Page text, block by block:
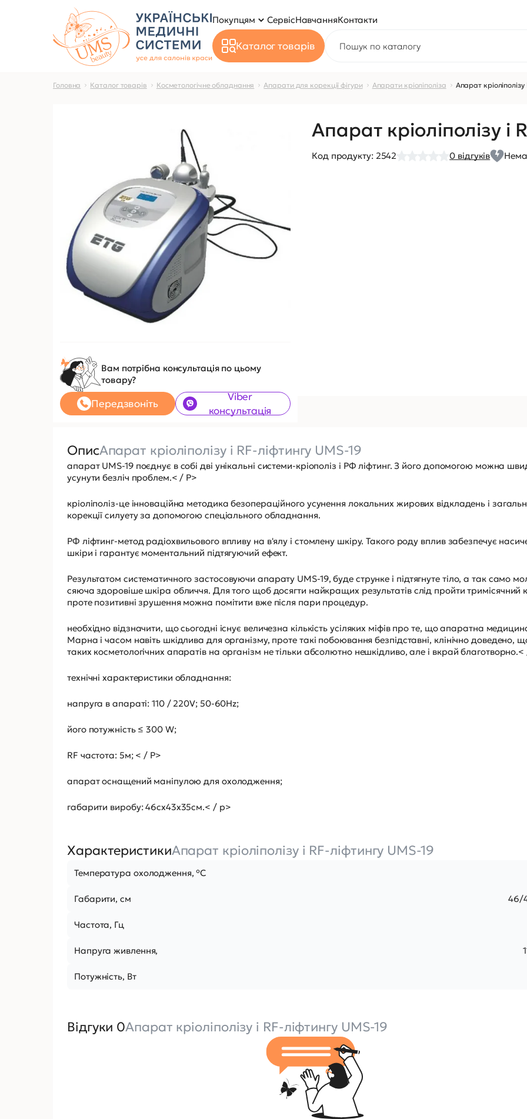
Покупцям СервісНавчанняКонтакти
Каталог товарів
Головна Каталог товарів Косметологічне обладнання Апарати для корекції фігури Апарати кріоліполіза Апарат кріоліполізу
Вам потрібна консультація по цьому
товару?
Передзвоніть
Viber
консультація
Апарат кріоліполізу і
Код продукту: 2542 0 відгуків
ОписАпарат кріоліполізу і RF-ліфтингу UMS-19
апарат UMS-19 поєднує в собі дві унікальні системи-кріополіз і РФ ліфтинг. З його допомогою можна
усунути безліч проблем.< / P>
кріоліполіз-це інноваційна методика безопераційного усунення локальних жирових відкладень і
корекції силуету за допомогою спеціального обладнання.
РФ ліфтинг-метод радіохвильового впливу на в'ялу і стомлену шкіру. Такого роду вплив забезпечує
шкіри і гарантує моментальний підтягуючий ефект.
Результатом систематичного застосовуючи апарату UMS-19, буде струнке і підтягнуте тіло, а так само
сяюча здоровіше шкіра обличчя. Для того щоб досягти найкращих результатів слід пройти тримісячний
проте позитивні зрушення можна помітити вже після пари процедур.
необхідно відзначити, що сьогодні існує величезна кількість усіляких міфів про те, що апаратна
Марна і часом навіть шкідлива для організму, проте такі побоювання безпідставні, клінічно доведено,
таких косметологічних апаратів на організм не тільки абсолютно нешкідливо, але і вкрай
технічні характеристики обладнання:
напруга в апараті: 110 / 220V; 50-60Hz;
його потужність ≤ 300 W;
RF частота: 5м; < / P>
апарат оснащений маніпулою для охолодження;
габарити виробу: 46сх43х35см.< / p>
ХарактеристикиАпарат кріоліполізу і RF-ліфтингу UMS-19
Температура охолодження, °C
Габарити, см 46/
Частота, Гц
Напруга живлення,
Потужність, Вт
Відгуки 0Апарат кріоліполізу і RF-ліфтингу UMS-19